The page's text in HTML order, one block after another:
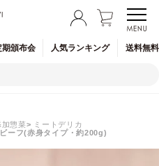
期頒布会 人気ランキング 送料無
加惣菜
ミートデリカ
ーフ(赤身タイプ・約200g)